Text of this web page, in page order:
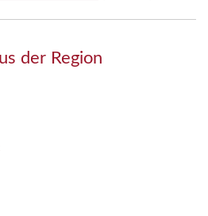
der Region